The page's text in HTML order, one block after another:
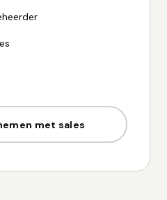
met sales